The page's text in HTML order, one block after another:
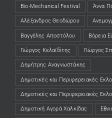
Bio-Mechanical Festival Άννα
Αλέξανδρος Θεοδώρου
Βαγγέλης Αποστόλου Βόρεια
Γιώργος Κελαϊδίτης Γιώργος
Δημήτρης Αναγνωστάκης
Δημοτικές και Περιφερειακές
Δημοτικές και Περιφερειακές
Δημοτική Αγορά Χαλκίδας